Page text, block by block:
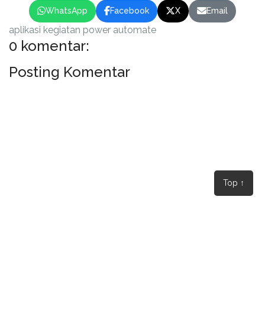
WhatsApp Facebook X Email
aplikasi kegiatan power automate
0 komentar:
Posting Komentar
Top ↑